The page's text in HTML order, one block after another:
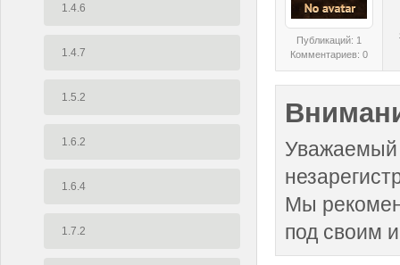
1.4.6
1.4.7
1.5.2
1.6.2
1.6.4
1.7.2
Публикаций: 1
Комментариев: 0
Уважаемый
Мы
под своим